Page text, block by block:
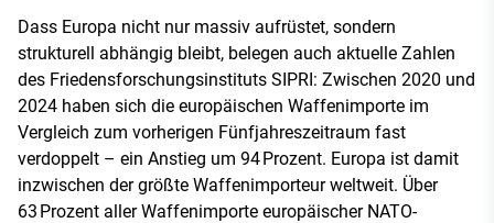
Dass Europa nicht nur massiv aufrüstet, sondern
strukturell abhängig bleibt, belegen auch aktuelle Zahlen
des Friedensforschungsinstituts SIPRI: Zwischen 2020 und
2024 haben sich die europäischen Waffenimporte im
Vergleich zum vorherigen Fünfjahreszeitraum fast
verdoppelt – ein Anstieg um 94 Prozent. Europa ist damit
inzwischen der größte Waffenimporteur weltweit. Über
63 Prozent aller Waffenimporte europäischer NATO-